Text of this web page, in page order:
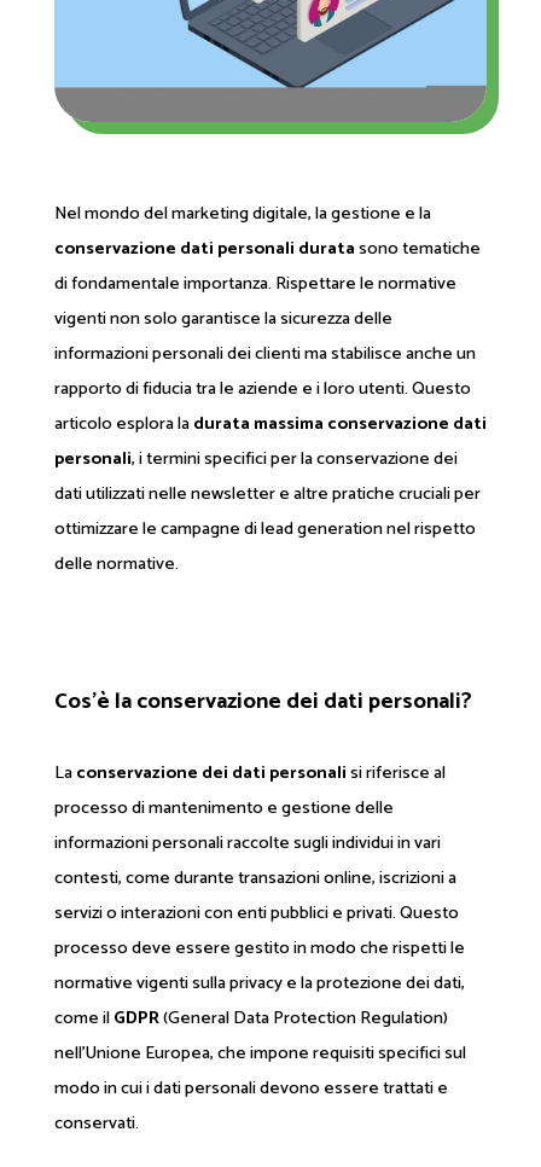
Nel mondo del marketing digitale, la gestione e la
conservazione dati personali duratasono tematiche
di fondamentale importanza. Rispettare le normative
vigenti non solo garantisce la sicurezza delle
informazioni personali dei clienti ma stabilisce anche un
rapporto di fiducia tra le aziende e i loro utenti. Questo
articolo esplora ladurata massima conservazione dati
personali, i termini specifici per la conservazione dei
dati utilizzati nelle newsletter e altre pratiche cruciali per
ottimizzare le campagne di lead generation nel rispetto
delle normative.
Cos’è la conservazione dei dati personali?
Laconservazione dei dati personalisi riferisce al
processo di mantenimento e gestione delle
informazioni personali raccolte sugli individui in vari
contesti, come durante transazioni online, iscrizioni a
servizi o interazioni con enti pubblici e privati. Questo
processo deve essere gestito in modo che rispetti le
normative vigenti sulla privacy e la protezione dei dati,
come ilGDPR(General Data Protection Regulation)
nell'Unione Europea, che impone requisiti specifici sul
modo in cui i dati personali devono essere trattati e
conservati.